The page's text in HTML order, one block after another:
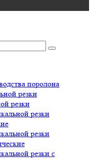
поролона
резки
резки
резки
резки
резки с